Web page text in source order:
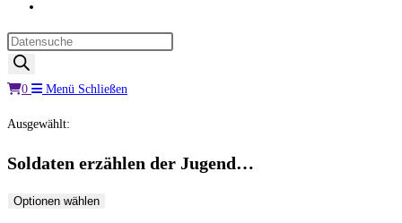
umschalten
Products
search
0
Menü Schließen
Ausgewählt:
Soldaten erzählen der Jugend…
Optionen wählen